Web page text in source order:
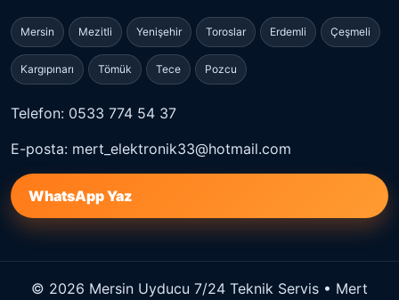
Mersin Mezitli Yenişehir Toroslar Erdemli Çeşmeli
Kargıpınarı Tömük Tece Pozcu
Telefon: 0533 774 54 37
E-posta: mert_elektronik33@hotmail.com
WhatsApp Yaz
© 2026 Mersin Uyducu 7/24 Teknik Servis • Mert